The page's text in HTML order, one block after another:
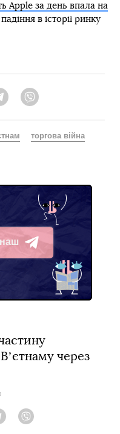
Apple за день впала на
в історії ринку
Telegram
торгова війна
через
Telegram